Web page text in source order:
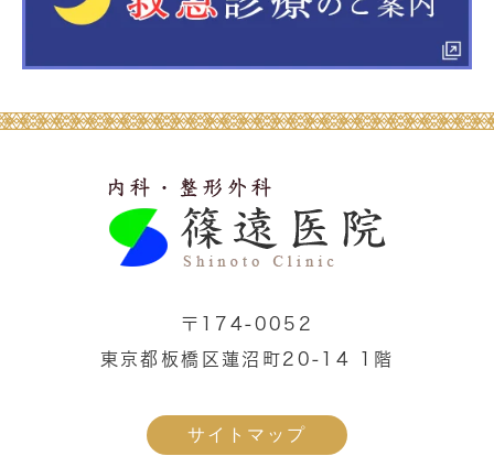
〒174-0052
東京都板橋区蓮沼町20-14 1階
サイトマップ